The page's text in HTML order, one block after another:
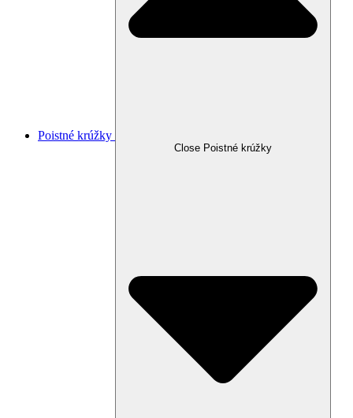
Poistné krúžky
Close Poistné krúžky